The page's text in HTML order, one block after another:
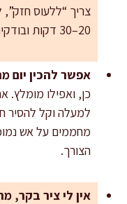
צריך “ללעוס
20–30 דקות ובודקים שוב.
אפשר להכין יום
כן, ואפילו מומלץ.
למעלה וקל להסיר
הצורך.
אין לי ציר בקר,